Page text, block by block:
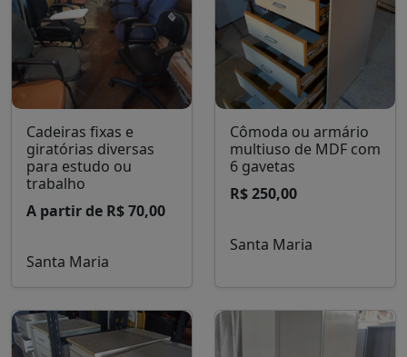
Cadeiras fixas e
giratórias diversas
para estudo ou
trabalho
A partir de R$ 70,00
Santa Maria
Cômoda ou armário
multiuso de MDF com
6 gavetas
R$ 250,00
Santa Maria